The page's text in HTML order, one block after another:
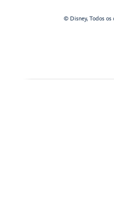
© Disney, Todos os